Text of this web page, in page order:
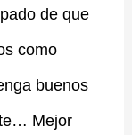
de que
como
buenos
Mejor